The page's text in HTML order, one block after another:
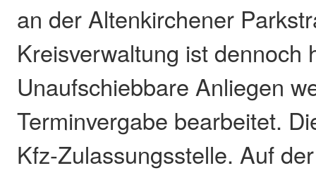
an der Altenkirchener
Kreisverwaltung ist dennoch
Unaufschiebbare Anliegen
Terminvergabe bearbeitet.
Kfz-Zulassungsstelle. Auf